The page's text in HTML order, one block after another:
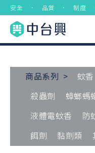
安全 ． 品質 ． 制度
商品系列 > 蚊香
殺蟲劑
蟑螂螞
液體電蚊香
防
餌劑
黏劑類